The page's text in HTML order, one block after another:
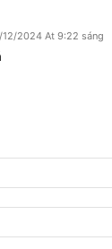
12/2024 At 9:22 sáng